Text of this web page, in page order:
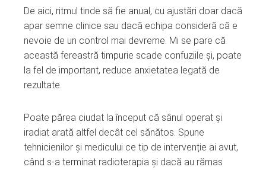
De aici, ritmul tinde să fie anual, cu ajustări doar dacă
apar semne clinice sau dacă echipa consideră că e
nevoie de un control mai devreme. Mi se pare că
această fereastră timpurie scade confuziile și, poate
la fel de important, reduce anxietatea legată de
rezultate.
Poate părea ciudat la început că sânul operat și
iradiat arată altfel decât cel sănătos. Spune
tehnicienilor și medicului ce tip de intervenție ai avut,
când s-a terminat radioterapia și dacă au rămas